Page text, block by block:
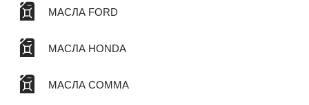
МАСЛА FORD
МАСЛА HONDA
МАСЛА COMMA